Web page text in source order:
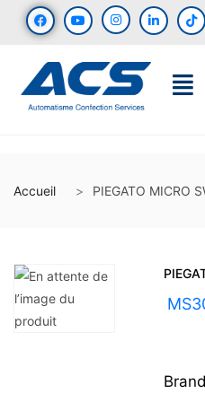
Accueil PIEGATO MICRO